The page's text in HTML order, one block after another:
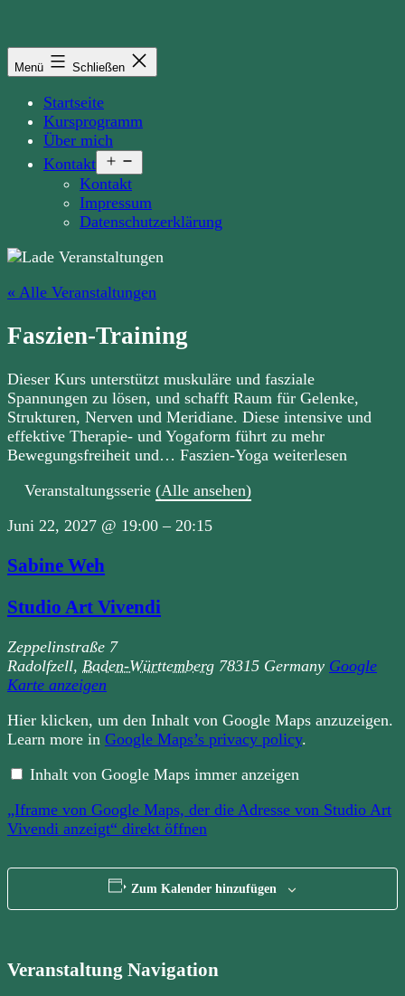
springen
Menü Schließen
Startseite
Kursprogramm
Über mich
Kontakt
öffnen
Kontakt
Impressum
Datenschutzerklärung
« Alle Veranstaltungen
Faszien-Training
Dieser Kurs unterstützt muskuläre und fasziale
Spannungen zu lösen, und schafft Raum für Gelenke,
Strukturen, Nerven und Meridiane. Diese intensive und
effektive Therapie- und Yogaform führt zu mehr
Bewegungsfreiheit und… Faszien-Yoga weiterlesen
Veranstaltungsserie (Alle ansehen)
Juni 22, 2027 @ 19:00 – 20:15
Sabine Weh
Studio Art Vivendi
Zeppelinstraße 7
Radolfzell, Baden-Württemberg 78315 Germany Google
Karte anzeigen
„Iframe
von
Google
der
von
Studio
Art
anzeigt“
Maps
Hier klicken, um den Inhalt von Google Maps anzuzeigen.
Learn more in Google Maps’s privacy policy.
Inhalt von Google Maps immer anzeigen
„Iframe von Google Maps, der die Adresse von Studio Art
Vivendi anzeigt“ direkt öffnen
Zum Kalender hinzufügen
Veranstaltung Navigation